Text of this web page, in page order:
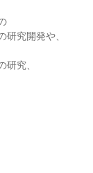
究開発や、
究、